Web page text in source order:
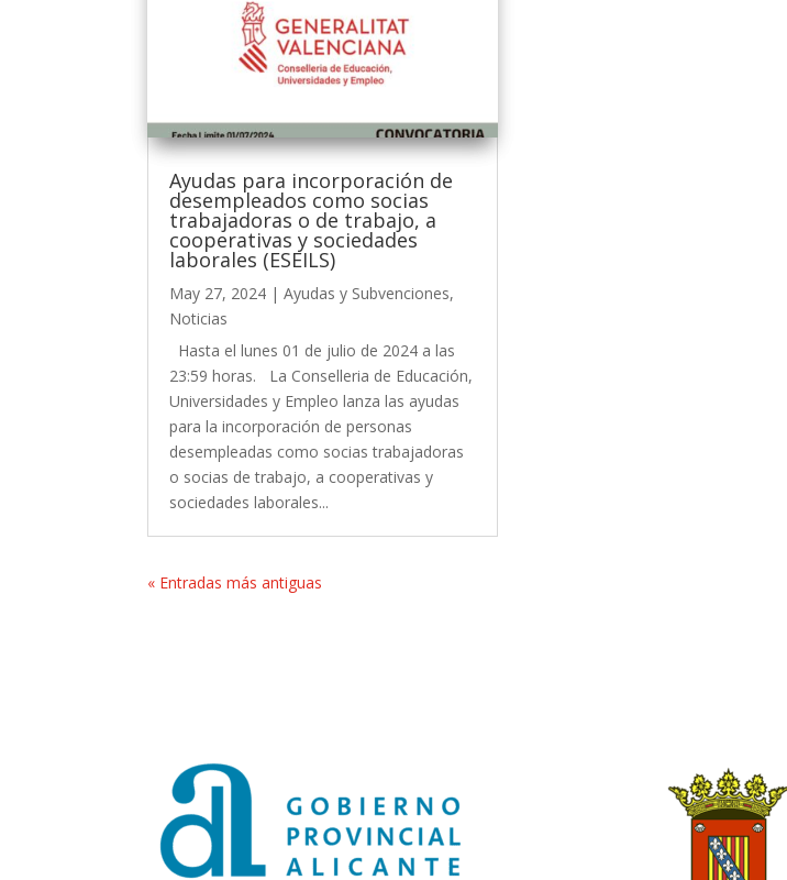
Ayudas para incorporación de
desempleados como socias
trabajadoras o de trabajo, a
cooperativas y sociedades
laborales (ESEILS)
May 27, 2024 |Ayudas y Subvenciones,
Noticias
Hasta el lunes 01 de julio de 2024 a las
23:59 horas. La Conselleria de Educación,
Universidades y Empleo lanza las ayudas
para la incorporación de personas
desempleadas como socias trabajadoras
o socias de trabajo, a cooperativas y
sociedades laborales...
« Entradas más antiguas